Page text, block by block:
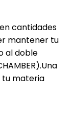
cantidades
mantener tu
al doble
tu materia